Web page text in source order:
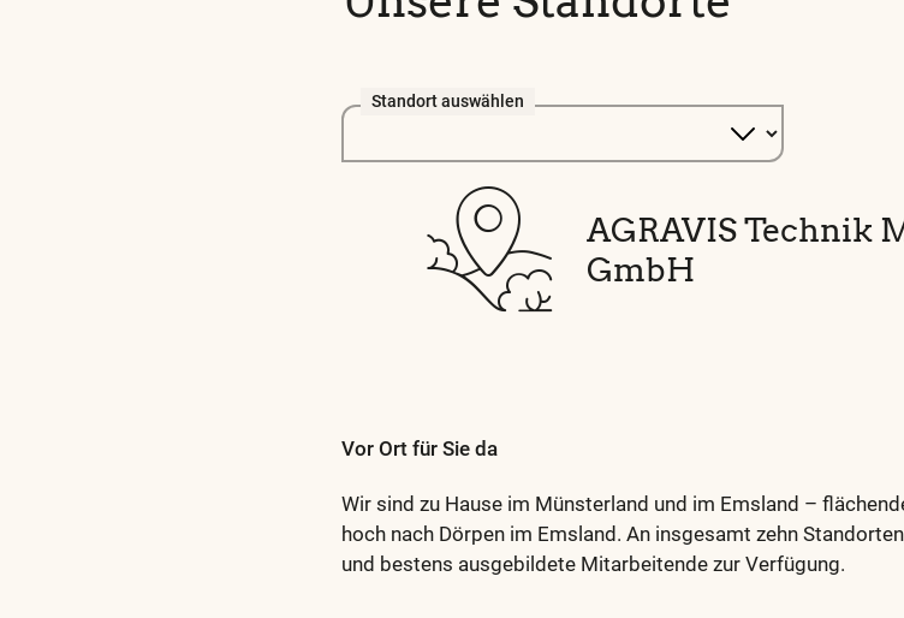
Standort auswählen
AGRAVIS Technik
GmbH
Vor Ort für Sie da
Wir sind zu Hause im Münsterland und im Emsland –
hoch nach Dörpen im Emsland. An insgesamt zehn
und bestens ausgebildete Mitarbeitende zur Verfügung.